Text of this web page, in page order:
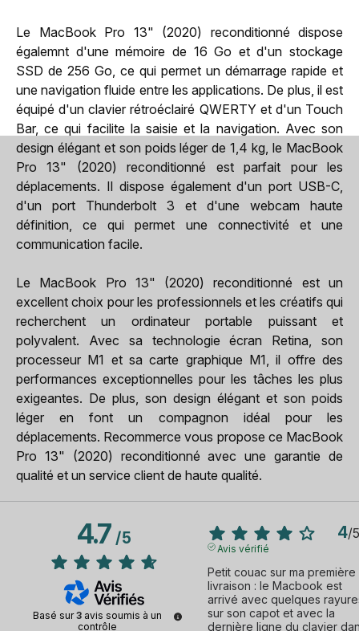
Le MacBook Pro 13" (2020) reconditionné dispose
égalemnt d'une mémoire de 16 Go et d'un stockage
SSD de 256 Go, ce qui permet un démarrage rapide et
une navigation fluide entre les applications. De plus, il est
équipé d'un clavier rétroéclairé QWERTY et d'un Touch
Bar, ce qui facilite la saisie et la navigation. Avec son
design élégant et son poids léger de 1,4 kg, le MacBook
Pro 13" (2020) reconditionné est parfait pour les
déplacements. Il dispose également d'un port USB-C,
d'un port Thunderbolt 3 et d'une webcam haute
définition, ce qui permet une connectivité et une
communication facile.
Le MacBook Pro 13" (2020) reconditionné est un
excellent choix pour les professionnels et les créatifs qui
recherchent un ordinateur portable puissant et
polyvalent. Avec sa technologie écran Retina, son
processeur M1 et sa carte graphique M1, il offre des
performances exceptionnelles pour les tâches les plus
exigeantes. De plus, son design élégant et son poids
léger en font un compagnon idéal pour les
déplacements. Recommerce vous propose ce MacBook
Pro 13" (2020) reconditionné avec une garantie de
qualité et un service client de haute qualité.
4.7/5
Basé sur3 avis soumis à un
contrôle
4/5
Avis vérifié
Petit couac sur ma première
livraison : le Macbook est
arrivé avec quelques
sur son capot et avec la
dernière ligne du clavier